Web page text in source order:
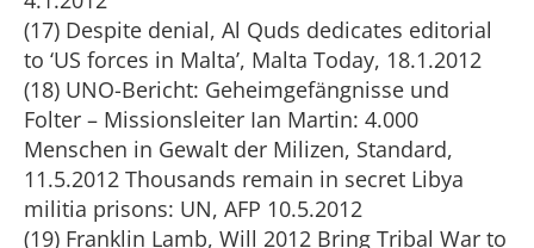
(17) Despite denial, Al Quds dedicates editorial
to ‘US forces in Malta’, Malta Today, 18.1.2012
(18) UNO-Bericht: Geheimgefängnisse und
Folter – Missionsleiter Ian Martin: 4.000
Menschen in Gewalt der Milizen, Standard,
11.5.2012 Thousands remain in secret Libya
militia prisons: UN, AFP 10.5.2012
(19) Franklin Lamb, Will 2012 Bring Tribal War to